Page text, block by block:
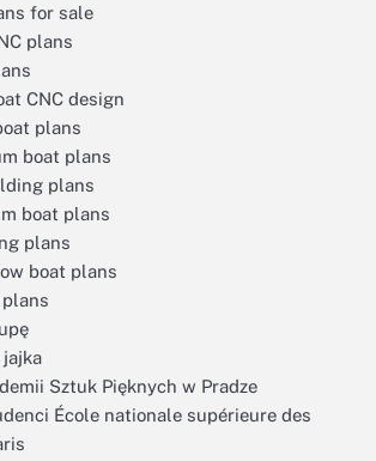
for sale
plans
CNC design
plans
boat plans
plans
boat plans
plans
boat plans
Sztuk Pięknych w Pradze
École nationale supérieure des